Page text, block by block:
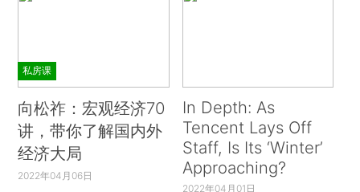
私房课
向松祚：宏观经济70
讲，带你了解国内外
经济大局
2022年04月06日
In Depth: As
Tencent Lays Off
Staff, Is Its ‘Winter’
Approaching?
2022年04月01日